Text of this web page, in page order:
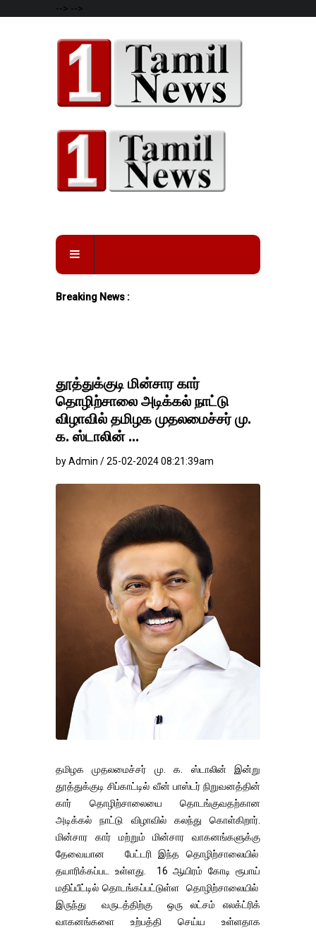
--> -->
Breaking News :
தூத்துக்குடி மின்சார கார்
தொழிற்சாலை அடிக்கல் நாட்டு
விழாவில் தமிழக முதலமைச்சர் மு.
க. ஸ்டாலின் ...
by Admin / 25-02-2024 08:21:39am
தமிழக முதலமைச்சர் மு. க. ஸ்டாலின் இன்று
தூத்துக்குடி சிப்காட்டில் வீன் பாஸ்டர் நிறுவனத்தின்
கார் தொழிற்சாலையை தொடங்குவதற்கான
அடிக்கல் நாட்டு விழாவில் கலந்து கொள்கிறார்.
மின்சார கார் மற்றும் மின்சார வாகனங்களுக்கு
தேவையான பேட்டரி இந்த தொழிற்சாலையில்
தயாரிக்கப்பட உள்ளது. 16 ஆயிரம் கோடி ரூபாய்
மதிப்பீட்டில் தொடங்கப்பட்டுள்ள தொழிற்சாலையில்
இருந்து வருடத்திற்கு ஒரு லட்சம் எலக்ட்ரிக்
வாகனங்களை உற்பத்தி செய்ய உள்ளதாக